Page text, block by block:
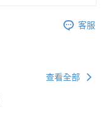
客服
查看全部